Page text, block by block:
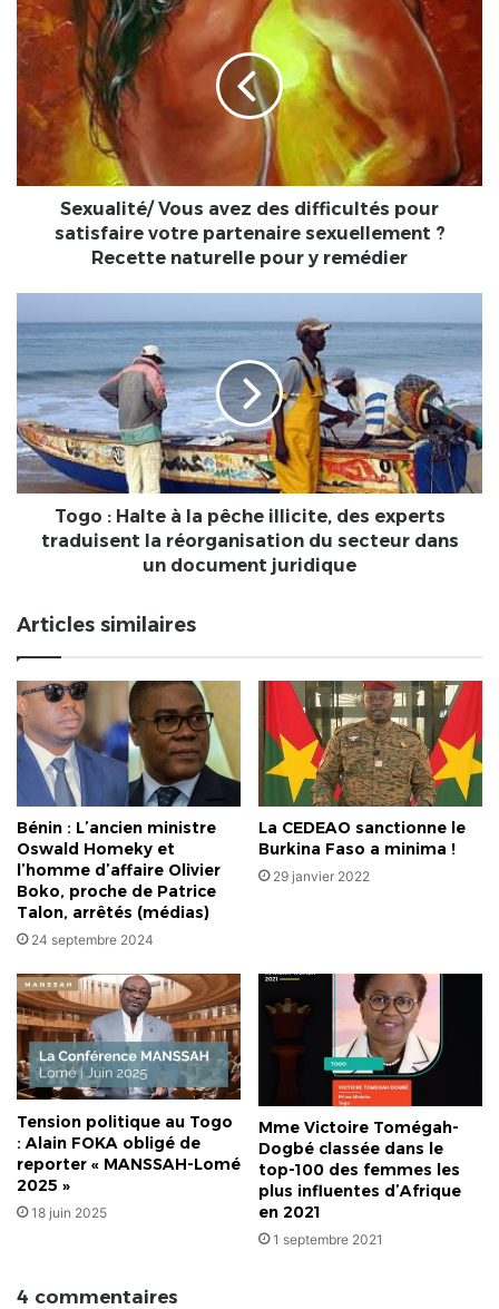
Vous
avez
des
difficultés
pour
votre
partenaire
sexuellement
y
remédier
Sexualité/ Vous avez des difficultés pour
satisfaire votre partenaire sexuellement ?
Recette naturelle pour y remédier
:
à
la
pêche
illicite,
des
experts
traduisent
dans
un
document
juridique
Togo : Halte à la pêche illicite, des experts
traduisent la réorganisation du secteur dans
un document juridique
Articles similaires
Bénin : L’ancien ministre
Oswald Homeky et
l’homme d’affaire Olivier
Boko, proche de Patrice
Talon, arrêtés (médias)
24 septembre 2024
La CEDEAO sanctionne le
Burkina Faso a minima !
29 janvier 2022
Tension politique au Togo
: Alain FOKA obligé de
reporter « MANSSAH-Lomé
2025 »
18 juin 2025
Mme Victoire Tomégah-
Dogbé classée dans le
top-100 des femmes les
plus influentes d’Afrique
en 2021
1 septembre 2021
4 commentaires